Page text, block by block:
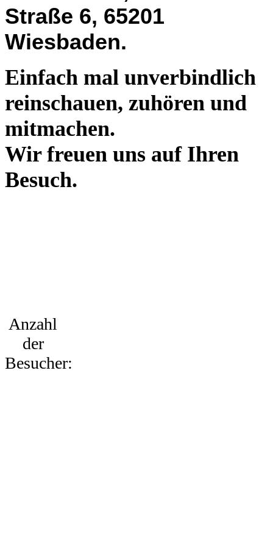
Straße 6, 65201
Wiesbaden.
Einfach mal unverbindlich
reinschauen, zuhören und
mitmachen.
Wir freuen uns auf Ihren
Besuch.
Anzahl
der
Besucher: